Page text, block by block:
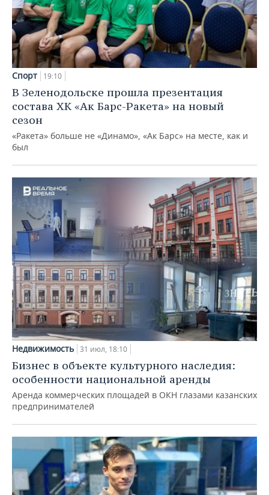
Спорт 19:10
В Зеленодольске прошла презентация
состава ХК «Ак Барс-Ракета» на новый
сезон
«Ракета» больше не «Динамо», «Ак Барс» на месте, как и
был
Недвижимость 31 июл, 18:10
Бизнес в объекте культурного наследия:
особенности национальной аренды
Аренда коммерческих площадей в ОКН глазами казанских
предпринимателей